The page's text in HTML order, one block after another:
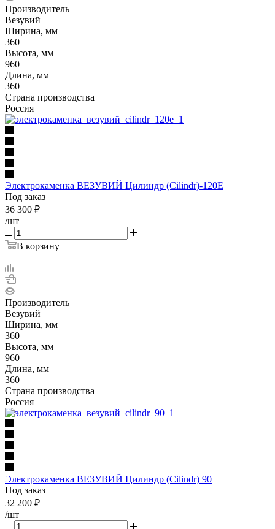
Производитель
Везувий
Ширина, мм
360
Высота, мм
960
Длина, мм
360
Страна производства
Россия
Электрокаменка ВЕЗУВИЙ Цилиндр (Cilindr)-120E
Под заказ
36 300 ₽
/шт
В корзину
Производитель
Везувий
Ширина, мм
360
Высота, мм
960
Длина, мм
360
Страна производства
Россия
Электрокаменка ВЕЗУВИЙ Цилиндр (Cilindr) 90
Под заказ
32 200 ₽
/шт